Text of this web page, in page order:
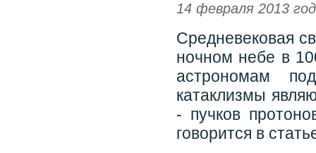
14 февраля 2013
Средневековая
ночном небе в
астрономам
катаклизмы
- пучков
говорится в